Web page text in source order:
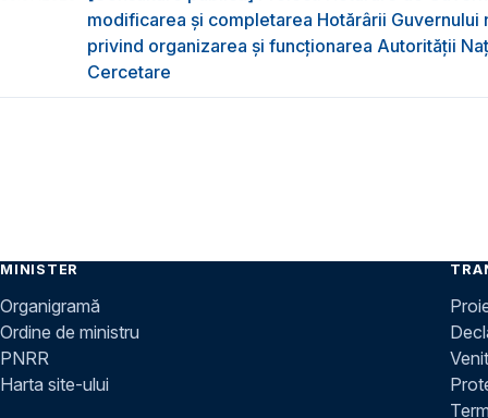
modificarea și completarea Hotărârii Guvernului
privind organizarea şi funcţionarea Autorităţii
Cercetare
MINISTER
Organigramă
Ordine de ministru
PNRR
Harta site-ului